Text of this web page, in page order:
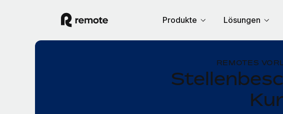
Produkte Lösungen
REMOTES